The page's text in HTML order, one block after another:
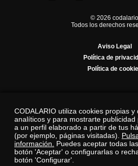
© 2026 codalario
Todos los derechos
Aviso Legal
Política de
Política de
CODALARIO utiliza cookies propias
analíticos y para mostrarte
a un perfil elaborado a partir de tus
(por ejemplo, páginas visitadas).
información. Puedes aceptar todas
botón 'Aceptar' o configurarlas o
botón 'Configurar'.